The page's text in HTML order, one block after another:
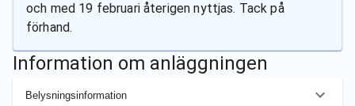
och med 19 februari återigen nyttjas. Tack på
förhand.
Information om anläggningen
Belysningsinformation